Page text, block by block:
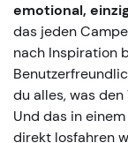
emotional,
das jeden
nach Inspiration
du alles, was
Und das in
direkt losfahren